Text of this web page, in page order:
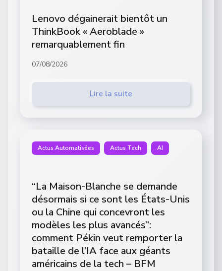
Lenovo dégainerait bientôt un
ThinkBook « Aeroblade »
remarquablement fin
07/08/2026
Lire la suite
Actus Automatisées Actus Tech AI
“La Maison-Blanche se demande
désormais si ce sont les États-Unis
ou la Chine qui concevront les
modèles les plus avancés”:
comment Pékin veut remporter la
bataille de l’IA face aux géants
américains de la tech – BFM